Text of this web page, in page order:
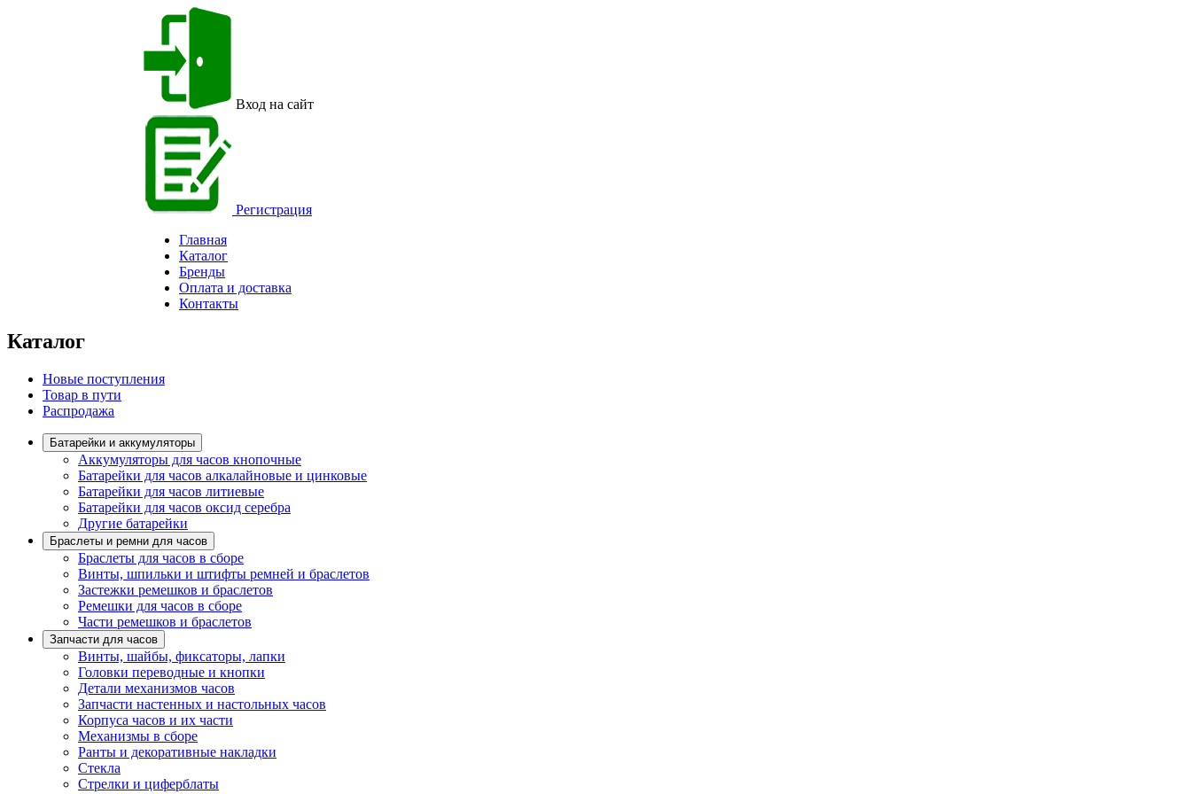
Вход на сайт
Регистрация
Главная
Каталог
Бренды
Оплата и доставка
Контакты
Каталог
Новые поступления
Товар в пути
Распродажа
Батарейки и аккумуляторы
Аккумуляторы для часов кнопочные
Батарейки для часов алкалайновые и цинковые
Батарейки для часов литиевые
Батарейки для часов оксид серебра
Другие батарейки
Браслеты и ремни для часов
Браслеты для часов в сборе
Винты, шпильки и штифты ремней и браслетов
Застежки ремешков и браслетов
Ремешки для часов в сборе
Части ремешков и браслетов
Запчасти для часов
Винты, шайбы, фиксаторы, лапки
Головки переводные и кнопки
Детали механизмов часов
Запчасти настенных и настольных часов
Корпуса часов и их части
Механизмы в сборе
Ранты и декоративные накладки
Стекла
Стрелки и циферблаты